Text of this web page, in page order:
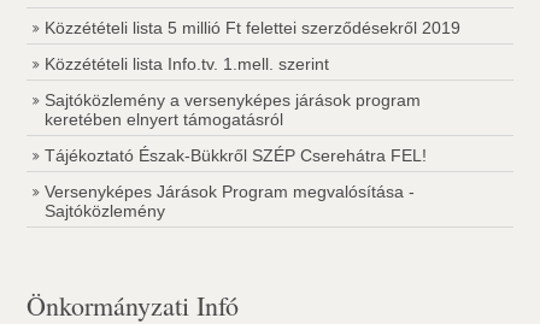
Közzétételi lista 5 millió Ft felettei szerződésekről 2019
Közzétételi lista Info.tv. 1.mell. szerint
Sajtóközlemény a versenyképes járások program
keretében elnyert támogatásról
Tájékoztató Észak-Bükkről SZÉP Cserehátra FEL!
Versenyképes Járások Program megvalósítása -
Sajtóközlemény
Önkormányzati Infó